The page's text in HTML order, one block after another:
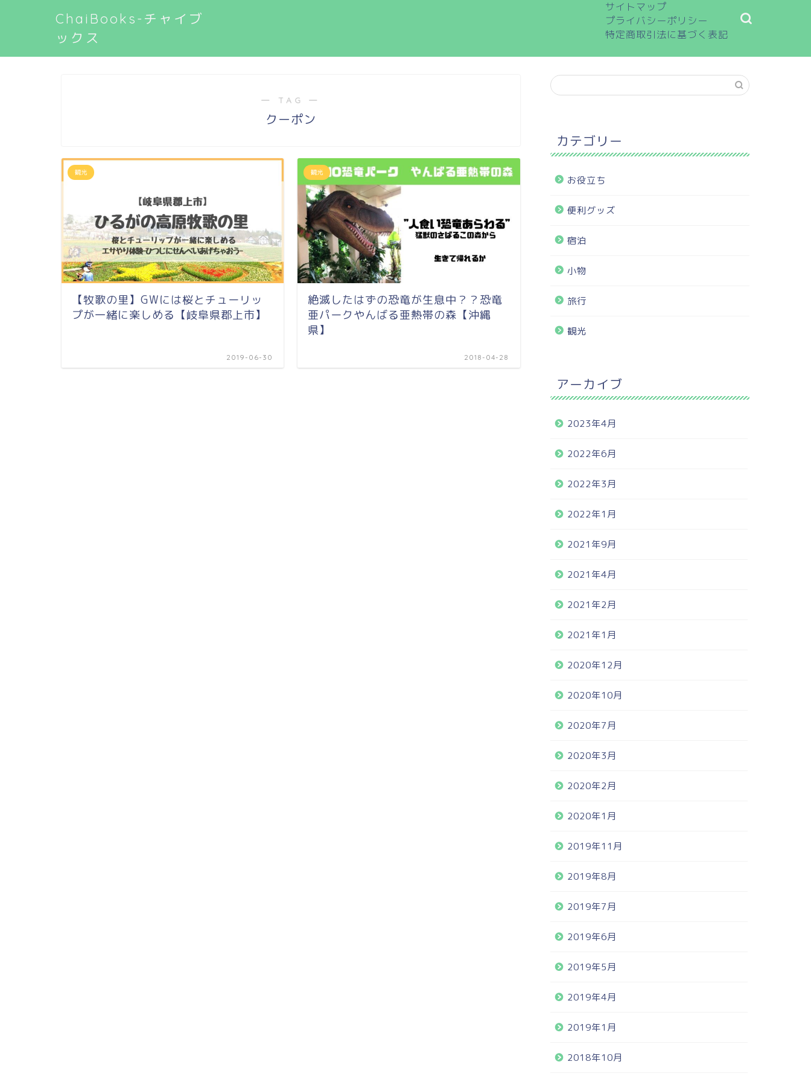
ChaiBooks-チャイブ
ックス
サイトマップ
プライバシーポリシー
特定商取引法に基づく表記
― TAG ―
クーポン
観光
【牧歌の里】GWには桜とチューリッ
プが一緒に楽しめる【岐阜県郡上市】
2019-06-30
観光
絶滅したはずの恐竜が生息中？？恐竜
亜パークやんばる亜熱帯の森【沖縄
県】
2018-04-28
カテゴリー
お役立ち
便利グッズ
宿泊
小物
旅行
観光
アーカイブ
2023年4月
2022年6月
2022年3月
2022年1月
2021年9月
2021年4月
2021年2月
2021年1月
2020年12月
2020年10月
2020年7月
2020年3月
2020年2月
2020年1月
2019年11月
2019年8月
2019年7月
2019年6月
2019年5月
2019年4月
2019年1月
2018年10月